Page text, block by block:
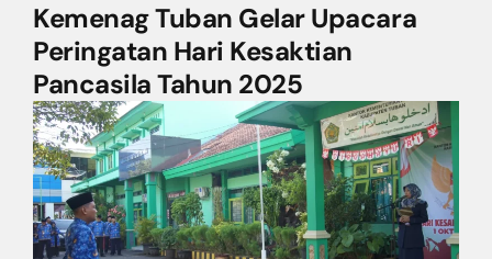
Kemenag Tuban Gelar Upacara
Peringatan Hari Kesaktian
Pancasila Tahun 2025